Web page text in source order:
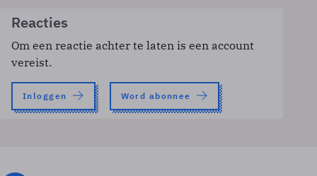
Reacties
Om een reactie achter te laten is een account
vereist.
Inloggen Word abonnee